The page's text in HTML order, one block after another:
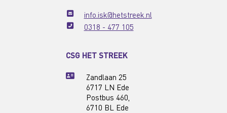
info.isk@hetstreek.nl
0318 - 477 105
CSG HET STREEK
Zandlaan 25
6717 LN Ede
Postbus 460,
6710 BL Ede